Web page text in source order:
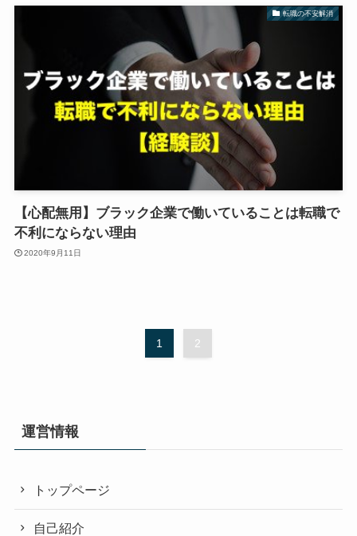
転職の不安解消
【心配無用】ブラック企業で働いていることは転職で
不利にならない理由
2020年9月11日
1 2
運営情報
トップページ
自己紹介